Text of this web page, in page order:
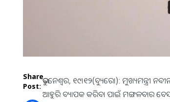
Share
Post:
ଭୁବନେଶ୍ୱର, ୧୯।୧୨(ବ୍ୟୁରୋ): ମୁଖ୍ୟମନ୍ତ୍ରୀ
ଆହୁରି ବ୍ୟାପକ କରିବା ପାଇଁ ମଙ୍ଗଳବାର